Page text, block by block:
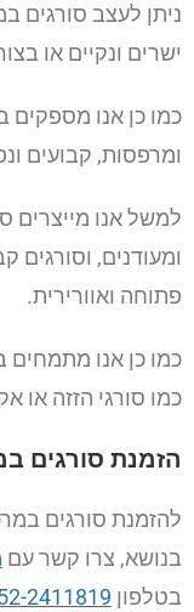
ניתן לעצב סורגים
ישרים ונקיים או
כמו כן אנו מספקים
ומרפסות, קבועים
למשל אנו מייצרים
ומעודנים, וסורגים
פתוחה ואוורירית.
כמו כן אנו מתמחים
כמו סורגי הזזה או
הזמנת סורגים
להזמנת סורגים
בנושא, צרו קשר עם
בטלפון 2411819